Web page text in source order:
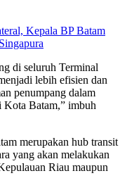
Kepala BP Batam
di seluruh Terminal
lebih efisien dan
penumpang dalam
Kota Batam,” imbuh
merupakan hub transit
yang akan melakukan
Riau maupun